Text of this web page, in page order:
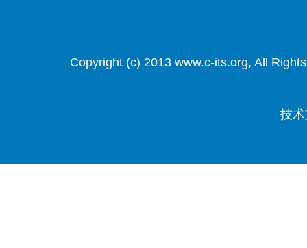
Copyright (c) 2013 www.c-its.org, All
技